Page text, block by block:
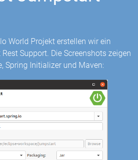
World Projekt erstellen wir ein
Support. Die Screenshots zeigen
Spring Initializer und Maven: